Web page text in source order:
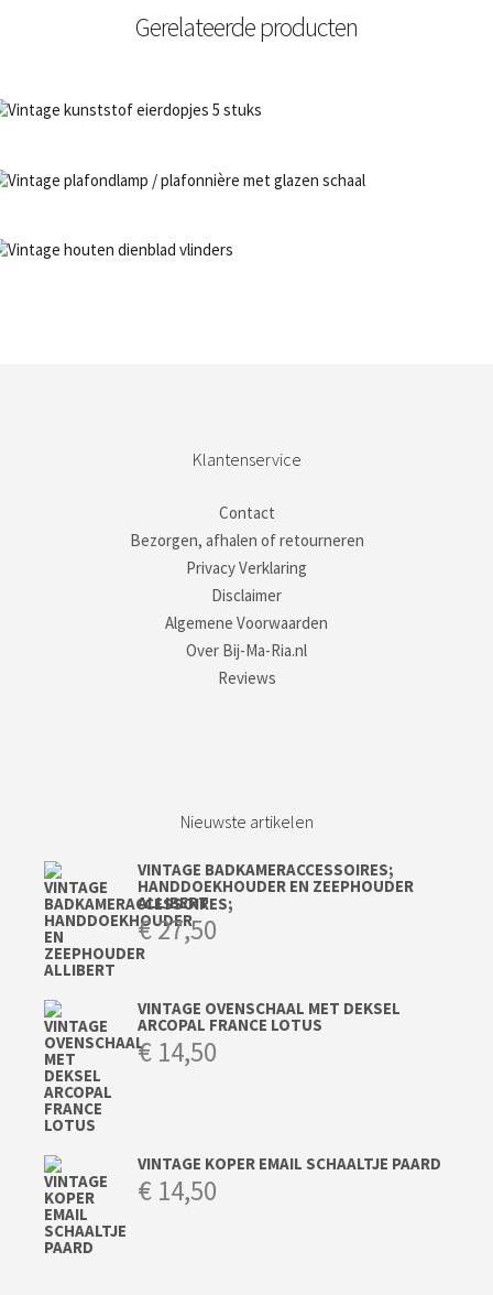
Gerelateerde producten
Klantenservice
Contact
Bezorgen, afhalen of retourneren
Privacy Verklaring
Disclaimer
Algemene Voorwaarden
Over Bij-Ma-Ria.nl
Reviews
Nieuwste artikelen
VINTAGE BADKAMERACCESSOIRES;
HANDDOEKHOUDER EN ZEEPHOUDER
ALLIBERT
€27,50
VINTAGE OVENSCHAAL MET DEKSEL
ARCOPAL FRANCE LOTUS
€ 14,50
VINTAGE KOPER EMAIL SCHAALTJE PAARD
€ 14,50